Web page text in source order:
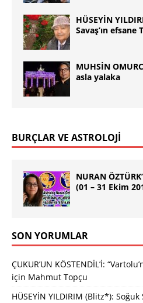
HÜSEYİN
Savaş’ın efsane
MUHSİN
asla yalaka
BURÇLAR VE ASTROLOJİ
NURAN
(01 – 31 Ekim
SON YORUMLAR
ÇUKUR’UN KÖSTENDİL’İ:
için Mahmut Topçu
HÜSEYİN YILDIRIM (Blitz*): Soğuk